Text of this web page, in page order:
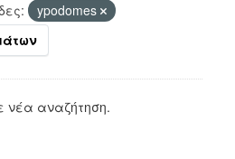
ypodomes
νέα αναζήτηση.